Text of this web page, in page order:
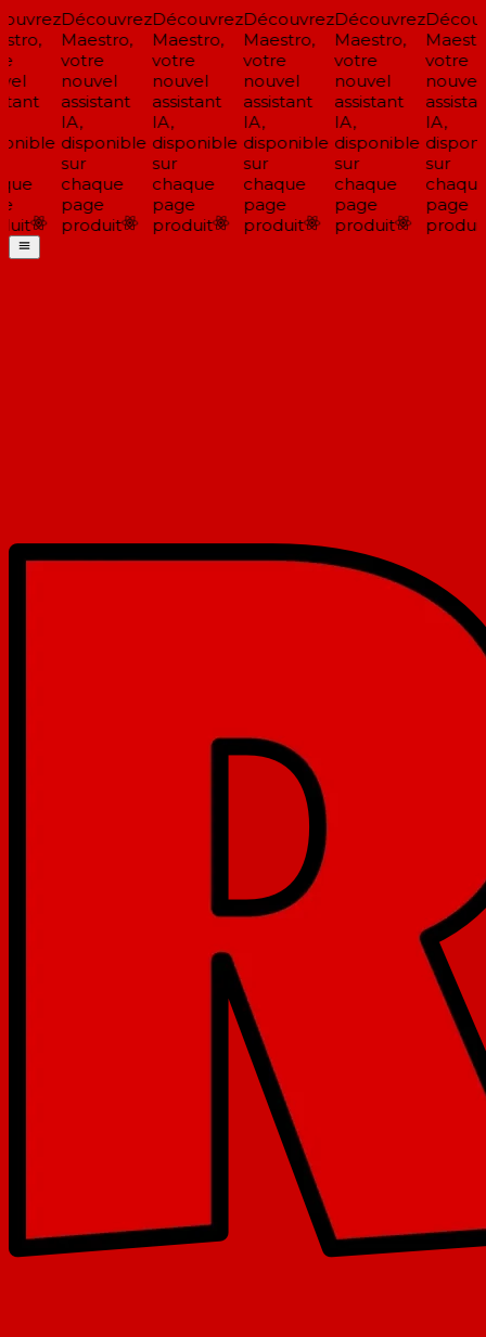
Découvrez
Maestro,
votre
nouvel
assistant
IA,
disponible
sur
chaque
page
produit
Découvrez
Maestro,
votre
nouvel
assistant
IA,
disponible
sur
chaque
page
produit
Découvrez
Maestro,
votre
nouvel
assistant
IA,
disponible
sur
chaque
page
produit
Découvrez
Maestro,
votre
nouvel
assistant
IA,
disponible
sur
chaque
page
produit
votre
nouvel
assistant
IA,
sur
chaque
page
produit